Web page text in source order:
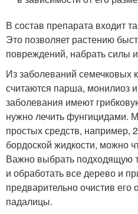
В состав препарата входит
Это позволяет растению
повреждений, набрать силы
Из заболеваний семечковых
считаются парша, монилиоз
заболевания имеют
нужно лечить фунгицидами.
простых средств, например,
бордоской жидкости, можно
Важно выбрать подходящую
и обработать все дерево и
предварительно очистив
падалицы.